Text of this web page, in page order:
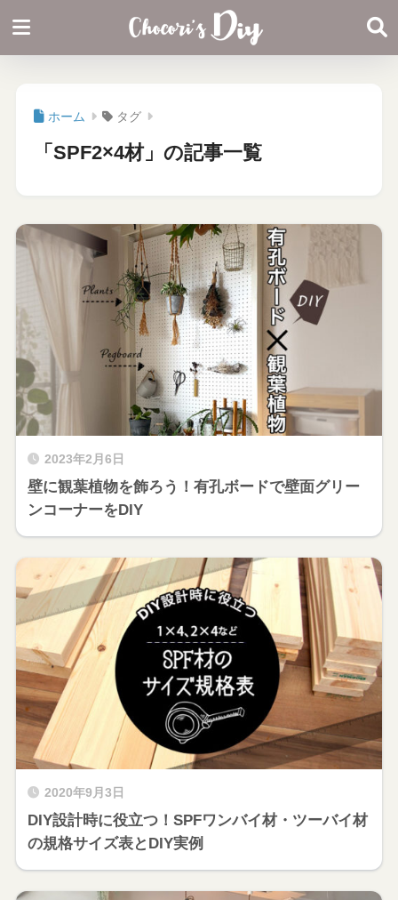
ホーム タグ
「SPF2×4材」の記事一覧
2023年2月6日
壁に観葉植物を飾ろう！有孔ボードで壁面グリー
ンコーナーをDIY
2020年9月3日
DIY設計時に役立つ！SPFワンバイ材・ツーバイ材
の規格サイズ表とDIY実例